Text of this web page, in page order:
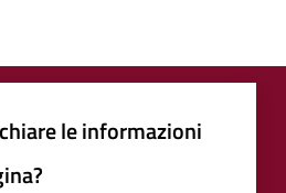
le informazioni